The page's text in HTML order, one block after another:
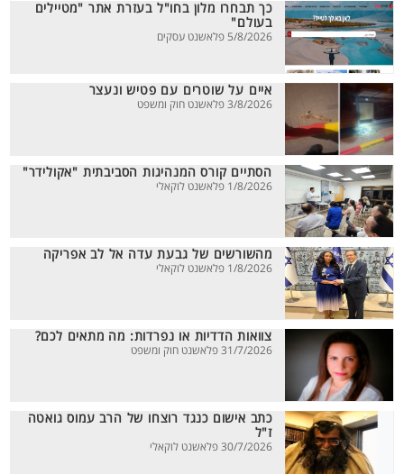
כך תבחרו מלון בחו"ל בעזרת אתר "מטיילים
בעולם"
5/8/2026 פלאשנט עסקים
איים על שוטרים עם פטיש ונעצר
3/8/2026 פלאשנט חוק ומשפט
הסתיים קורס המנהיגות הסביבתית "אקולידר"
1/8/2026 פלאשנט לוקאלי
מהשורשים של גבעת עדה אל לב אפריקה
1/8/2026 פלאשנט לוקאלי
צוואות הדדיות או נפרדות: מה מתאים לכם?
31/7/2026 פלאשנט חוק ומשפט
כתב אישום כנגד רוצחו של הרב עמוס גואטה
ז"ל
30/7/2026 פלאשנט לוקאלי